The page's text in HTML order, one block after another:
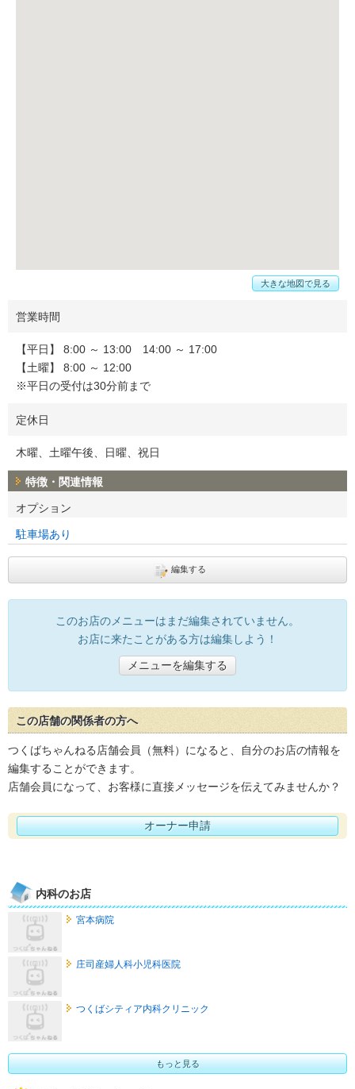
大きな地図で見る
営業時間
【平日】 8:00 ～ 13:00 14:00 ～ 17:00
【土曜】 8:00 ～ 12:00
※平日の受付は30分前まで
定休日
木曜、土曜午後、日曜、祝日
特徴・関連情報
オプション
駐車場あり
編集する
このお店のメニューはまだ編集されていません。
お店に来たことがある方は編集しよう！
メニューを編集する
この店舗の関係者の方へ
つくばちゃんねる店舗会員（無料）になると、自分のお店の情報を
編集することができます。
店舗会員になって、お客様に直接メッセージを伝えてみませんか？
オーナー申請
内科のお店
宮本病院
庄司産婦人科小児科医院
つくばシティア内科クリニック
もっと見る